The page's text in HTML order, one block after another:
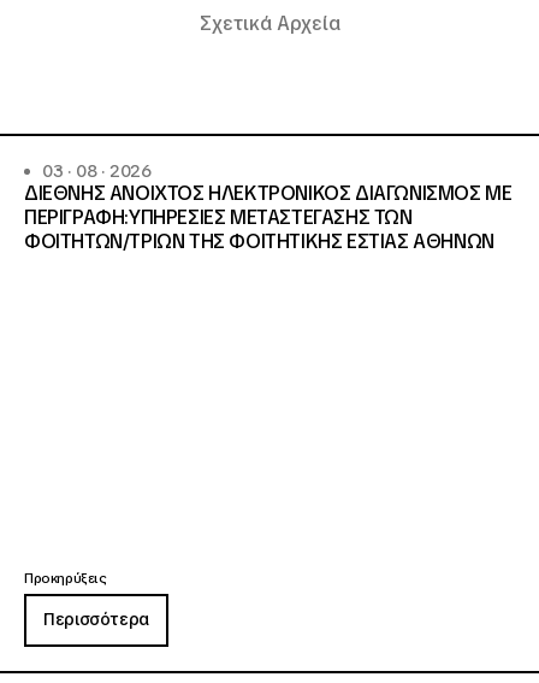
Σχετικά Αρχεία
03 · 08 · 2026
ΔΙΕΘΝΗΣ ΑΝΟΙΧΤΟΣ ΗΛΕΚΤΡΟΝΙΚΟΣ ΔΙΑΓΩΝΙΣΜΟΣ ΜΕ
ΠΕΡΙΓΡΑΦΗ:ΥΠΗΡΕΣΙΕΣ METAΣΤΕΓΑΣΗΣ ΤΩΝ
ΦΟΙΤΗΤΩΝ/ΤΡΙΩΝ ΤΗΣ ΦΟΙΤΗΤΙΚΗΣ ΕΣΤΙΑΣ ΑΘΗΝΩΝ
Προκηρύξεις
Περισσότερα